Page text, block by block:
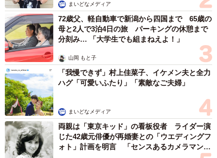
まいどなメディア
72歳父、軽自動車で新潟から四国まで 65歳の
母と2人で3泊4日の旅 パーキングの休憩まで
分刻み… 「大学生でも組まねえよ！」
山岡 もと子
「我慢できず」村上佳菜子、イケメン夫と全力
ハグ「可愛いふたり」「素敵なご夫婦」
まいどなメディア
両親は「東京キッド」の看板役者 ライダー演
じた42歳元俳優が再婚妻との「ウエディングフ
ォト」計画を明言 「センスあるカメラマン求